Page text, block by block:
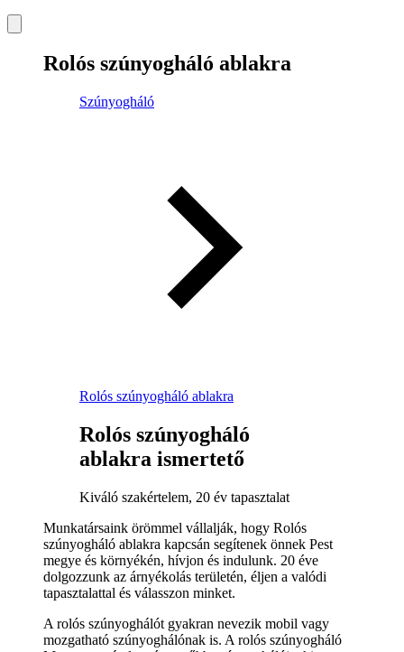
Rolós szúnyogháló ablakra
Szúnyogháló
Rolós szúnyogháló ablakra
Rolós szúnyogháló
ablakra ismertető
Kiváló szakértelem, 20 év tapasztalat
Munkatársaink örömmel vállalják, hogy Rolós
szúnyogháló ablakra kapcsán segítenek önnek Pest
megye és környékén, hívjon és indulunk. 20 éve
dolgozzunk az árnyékolás területén, éljen a valódi
tapasztalattal és válasszon minket.
A rolós szúnyoghálót gyakran nevezik mobil vagy
mozgatható szúnyoghálónak is. A rolós szúnyogháló